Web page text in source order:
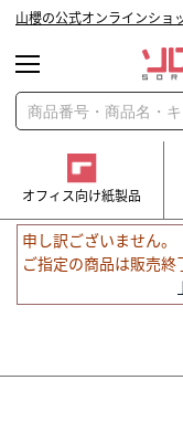
山櫻の公式オンラインショ
オフィス向け紙製品
申し訳ございません。
ご指定の商品は販売終